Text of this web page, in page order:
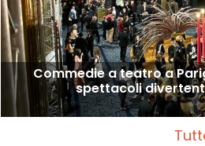
Commedie a teatro a
spettacoli